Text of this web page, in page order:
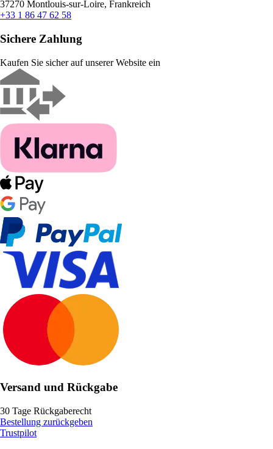
37270 Montlouis-sur-Loire, Frankreich
+33 1 86 47 62 58
Sichere Zahlung
Kaufen Sie sicher auf unserer Website ein
Versand und Rückgabe
30 Tage Rückgaberecht
Bestellung zurückgeben
Trustpilot